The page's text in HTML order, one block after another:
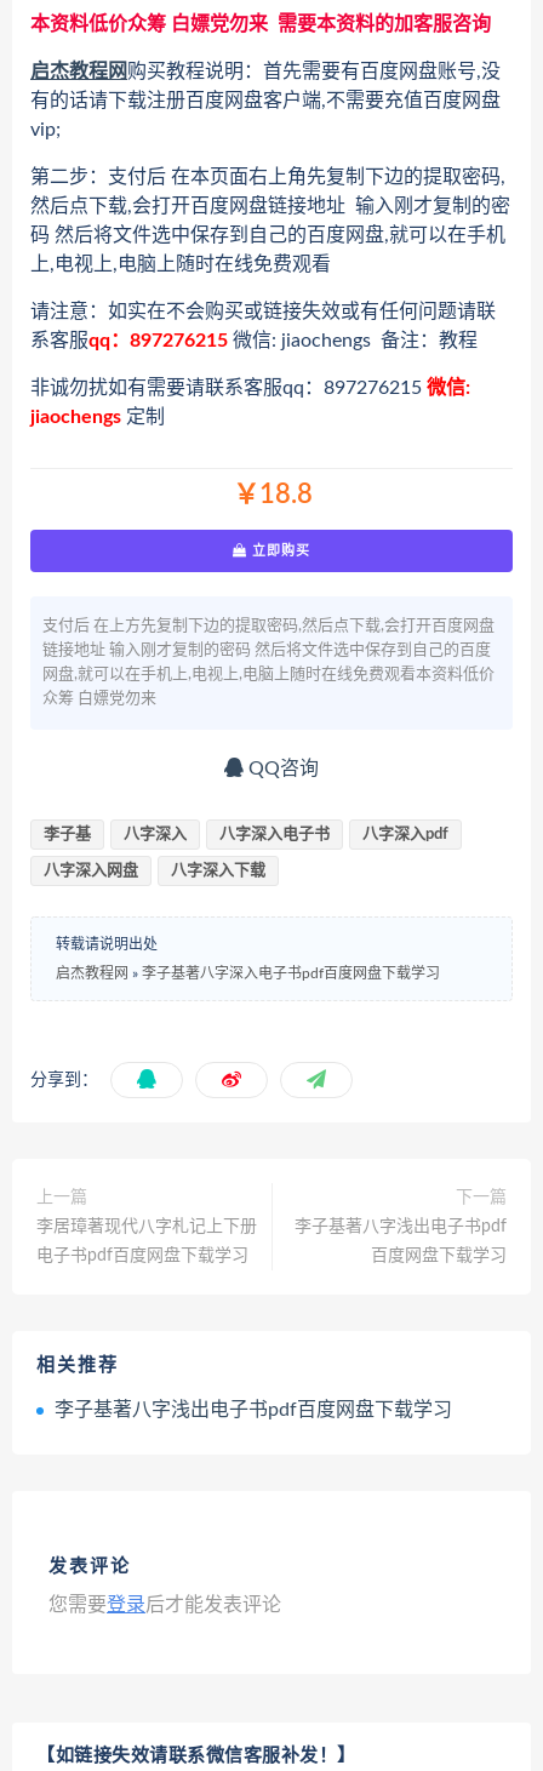
本资料低价众筹 白嫖党勿来 需要本资料的加客服咨询
启杰教程网购买教程说明：首先需要有百度网盘账号,没
有的话请下载注册百度网盘客户端,不需要充值百度网盘
vip;
第二步：支付后 在本页面右上角先复制下边的提取密码,
然后点下载,会打开百度网盘链接地址 输入刚才复制的密
码 然后将文件选中保存到自己的百度网盘,就可以在手机
上,电视上,电脑上随时在线免费观看
请注意：如实在不会购买或链接失效或有任何问题请联
系客服qq：897276215 微信: jiaochengs 备注：教程
非诚勿扰如有需要请联系客服qq：897276215 微信:
jiaochengs 定制
￥18.8
立即购买
支付后 在上方先复制下边的提取密码,然后点下载,会打开百度网盘
链接地址 输入刚才复制的密码 然后将文件选中保存到自己的百度
网盘,就可以在手机上,电视上,电脑上随时在线免费观看本资料低价
众筹 白嫖党勿来
QQ咨询
李子基 八字深入 八字深入电子书 八字深入pdf
八字深入网盘 八字深入下载
转载请说明出处
启杰教程网 » 李子基著八字深入电子书pdf百度网盘下载学习
分享到：
上一篇
李居璋著现代八字札记上下册
电子书pdf百度网盘下载学习
下一篇
李子基著八字浅出电子书pdf
百度网盘下载学习
相关推荐
李子基著八字浅出电子书pdf百度网盘下载学习
发表评论
您需要登录后才能发表评论
【如链接失效请联系微信客服补发！】